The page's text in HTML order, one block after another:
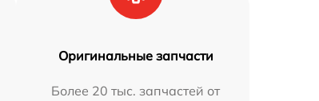
Оригинальные запчасти
Более 20 тыс. запчастей от